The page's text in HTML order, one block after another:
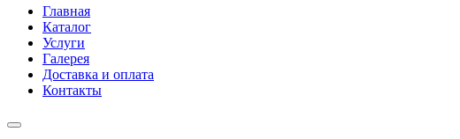
Главная
Каталог
Услуги
Галерея
Доставка и оплата
Контакты